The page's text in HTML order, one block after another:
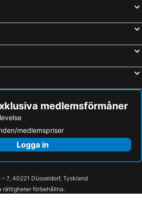
Hurtigruteterminalen
Sognefjordvegen
Norges Fiskerimuseum
Ålesund Airport
Bands
Grieg in Bergen Festival
Briksdalsbre
Førde Airport, Bringeland
Hornindalsvatnet
medlemsförmåner
medlemspriser
Logga in
– 7, 40221 Düsseldorf, Tyskland
rättigheter förbehållna.